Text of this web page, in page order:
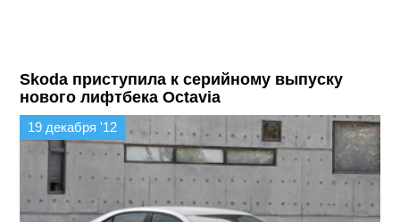
Skoda приступила к серийному выпуску
нового лифтбека Octavia
19 декабря '12